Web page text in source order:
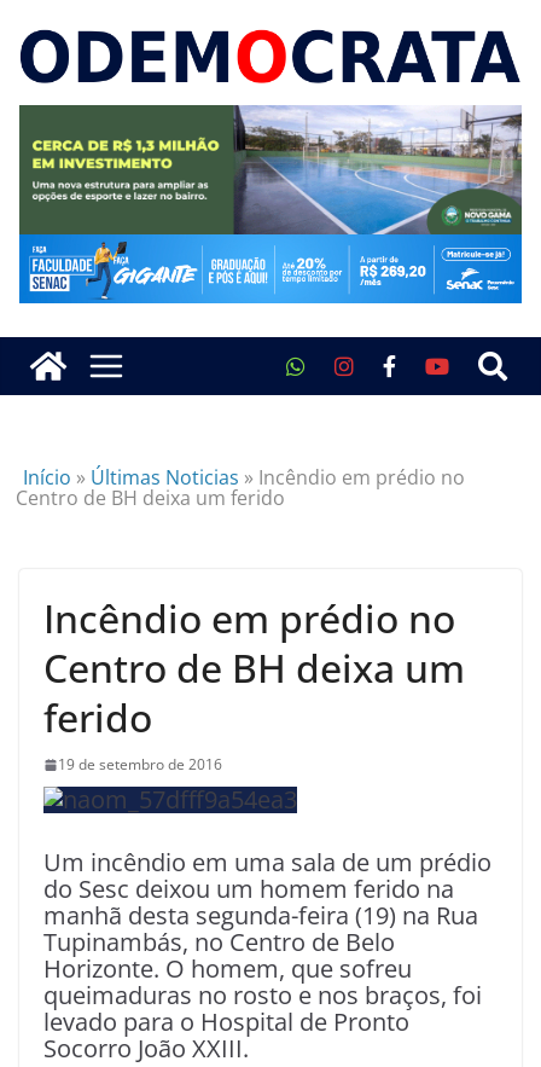
Início » Últimas Noticias » Incêndio em prédio no
Centro de BH deixa um ferido
Incêndio em prédio no
Centro de BH deixa um
ferido
19 de setembro de 2016
Um incêndio em uma sala de um prédio
do Sesc deixou um homem ferido na
manhã desta segunda-feira (19) na Rua
Tupinambás, no Centro de Belo
Horizonte. O homem, que sofreu
queimaduras no rosto e nos braços, foi
levado para o Hospital de Pronto
Socorro João XXIII.